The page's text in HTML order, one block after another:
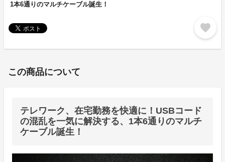
1本6通りのマルチケーブル誕生！
favorite
この商品について
テレワーク、在宅勤務を快適に！USBコード
の混乱を一気に解決する、1本6通りのマルチ
ケーブル誕生！